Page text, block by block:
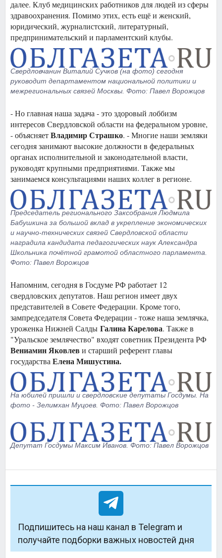
далее. Клуб медицинских работников для людей из сферы
здравоохранения. Помимо этих, есть ещё и женский,
юридический, журналистский, литературный,
предпринимательский и парламентский клубы.
Свердловчанин Виталий Сучков (на фото) сегодня
руководит департаментом национальной политики и
межрегиональных связей Москвы. Фото: Павел Ворожцов
- Но главная наша задача - это здоровый лоббизм
интересов Свердловской области на федеральном уровне,
- объясняетВладимир Страшко. - Многие наши земляки
сегодня занимают высокие должности в федеральных
органах исполнительной и законодательной власти,
руководят крупными предприятиями. Также мы
занимаемся консультациями наших коллег в регионе.
Председатель регионального Заксобрания Людмила
Бабушкина за большой вклад в укрепление экономических
и научно-технических связей Свердловской области
наградила кандидата педагогических наук Александра
Школьника почётной грамотой областного парламента.
Фото: Павел Ворожцов
Напомним, сегодня в Госдуме РФ работает 12
свердловских депутатов. Наш регион имеет двух
представителей в Совете Федерации. Кроме того,
зампредседателя Совета Федерации - тоже наша землячка,
уроженка Нижней Салды Галина Карелова. Также в
"Уральское землячество" входят советник Президента РФ
Вениамин Яковлев и старший референт главы
государства Елена Мишустина.
На юбилей пришли и свердловские депутаты Госдумы. На
фото - Зелимхан Муцоев. Фото: Павел Ворожцов
Депутат Госдумы Максим Иванов. Фото: Павел Ворожцов
Подпишитесь на наш канал в Telegram и
получайте подборки важных новостей дня